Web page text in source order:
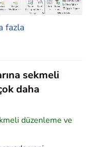
fazla
sekmeli
daha
düzenleme ve